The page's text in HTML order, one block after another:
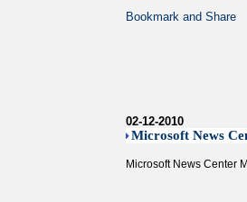
02-12-2010
Microsoft News
Microsoft News Center